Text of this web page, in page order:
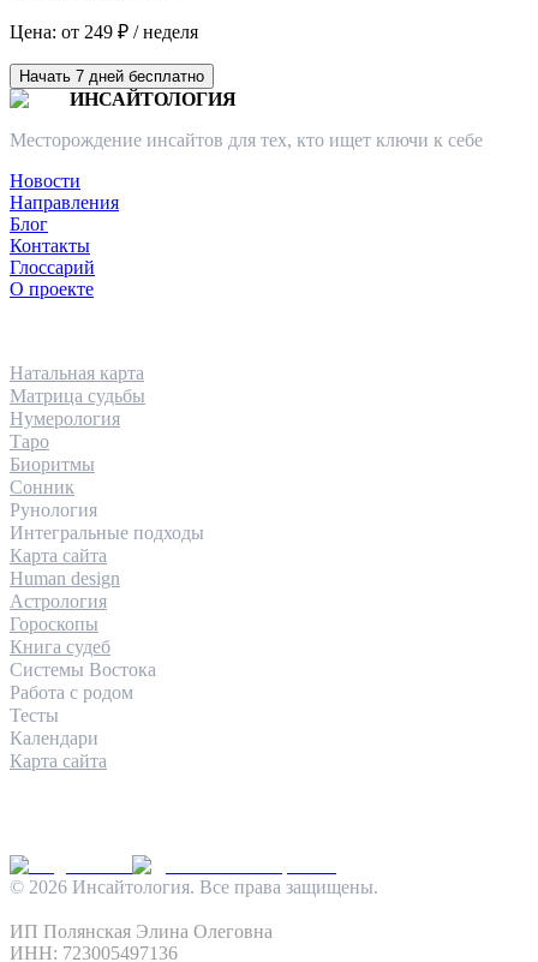
Цена: от 249 ₽ / неделя
Начать 7 дней бесплатно
ИНСАЙТОЛОГИЯ
Месторождение инсайтов для тех, кто ищет ключи к себе
Новости
Направления
Блог
Контакты
Глоссарий
О проекте
Натальная карта
Матрица судьбы
Нумерология
Таро
Биоритмы
Сонник
Рунология
Интегральные подходы
Карта сайта
Human design
Астрология
Гороскопы
Книга судеб
Системы Востока
Работа с родом
Тесты
Календари
Карта сайта
© 2026 Инсайтология. Все права защищены.
ИП Полянская Элина Олеговна
ИНН: 723005497136